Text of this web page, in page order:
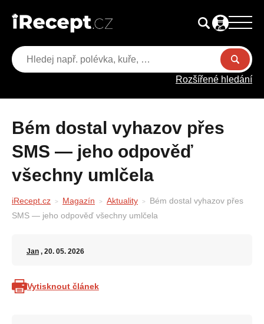
Rozšířené hledání
Bém dostal vyhazov přes
SMS — jeho odpověď
všechny umlčela
iRecept.cz Magazín Aktuality
Bém dostal vyhazov přes
SMS — jeho odpověď všechny umlčela
Jan , 20. 05. 2026
Vytisknout článek